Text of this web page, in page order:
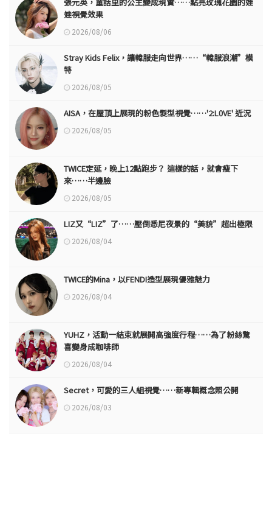
娃視覺效果
2026/08/06
Stray Kids Felix，讓韓服走向世界……“韓服浪潮”模
特
2026/08/05
AISA，在屋頂上展現的粉色髮型視覺……'2:L0VE' 近況
2026/08/05
TWICE定延，晚上12點跑步？ 這樣的話，就會瘦下
來……半邊臉
2026/08/05
LIZ又“LIZ”了……壓倒悉尼夜景的“美貌”超出極限
2026/08/04
TWICE的Mina，以FENDI造型展現優雅魅力
2026/08/04
YUHZ，活動一結束就展開高強度行程……為了粉絲驚
喜變身成咖啡師
2026/08/04
Secret，可愛的三人組視覺……新專輯概念照公開
2026/08/03